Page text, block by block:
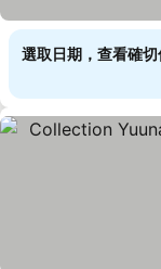
選取日期，查看確